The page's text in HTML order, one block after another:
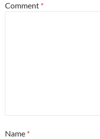
Comment *
Name *